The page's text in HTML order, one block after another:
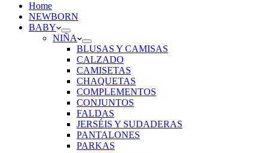
Home
NEWBORN
BABY
NIÑA
BLUSAS Y CAMISAS
CALZADO
CAMISETAS
CHAQUETAS
COMPLEMENTOS
CONJUNTOS
FALDAS
JERSÉIS Y SUDADERAS
PANTALONES
PARKAS